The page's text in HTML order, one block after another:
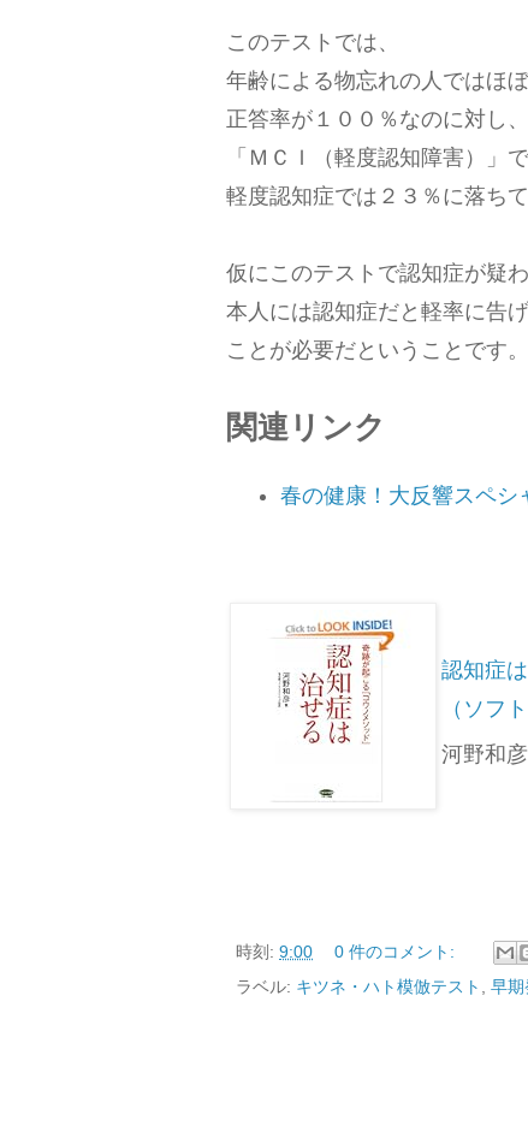
このテストでは、
年齢による物忘れの人ではほぼ
正答率が１００％なのに対し、
「ＭＣＩ（軽度認知障害）」
軽度認知症では２３％に落ちて
仮にこのテストで認知症が疑わ
本人には認知症だと軽率に告
ことが必要だということです。
関連リンク
春の健康！大反響スペ
認知症
（ソフ
河野和
時刻: 9:00
0 件のコメント:
ラベル: キツネ・ハト模倣テスト , 早期